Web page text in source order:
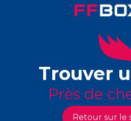
Trouver
Près de
Retour sur le